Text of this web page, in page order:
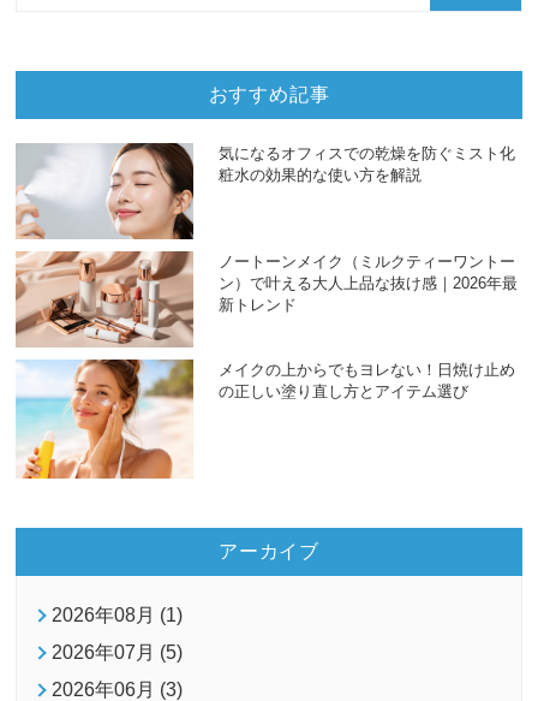
おすすめ記事
気になるオフィスでの乾燥を防ぐミスト化
粧水の効果的な使い方を解説
ノートーンメイク（ミルクティーワントー
ン）で叶える大人上品な抜け感｜2026年最
新トレンド
メイクの上からでもヨレない！日焼け止め
の正しい塗り直し方とアイテム選び
アーカイブ
2026年08月 (1)
2026年07月 (5)
2026年06月 (3)